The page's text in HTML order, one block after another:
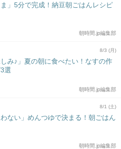
ま」5分で完成！納豆朝ごはんレシピ
朝時間.jp編集部
8/3 (月)
しみ♪」夏の朝に食べたい！なすの作
選
朝時間.jp編集部
8/1 (土)
わない」めんつゆで決まる！朝ごはん
朝時間.jp編集部